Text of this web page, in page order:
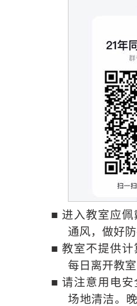
■ 进入教室应
通风，做好防
■ 教室不提供计
每日离开教室
■ 请注意用电
场地清洁。